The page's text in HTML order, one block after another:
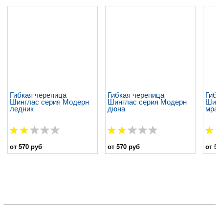
Гибкая черепица
Шинглас серия Модерн
ледник
от 570 руб
Гибкая черепица
Шинглас серия Модерн
дюна
от 570 руб от